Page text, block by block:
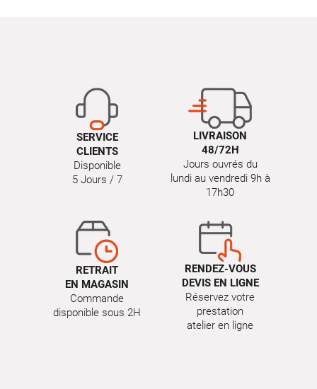
SERVICE
CLIENTS
Disponible
5 Jours / 7
LIVRAISON
48/72H
Jours ouvrés du
lundi au vendredi 9h à
17h30
RETRAIT
EN MAGASIN
Commande
disponible sous 2H
RENDEZ-VOUS
DEVIS EN LIGNE
Réservez votre
prestation
atelier en ligne